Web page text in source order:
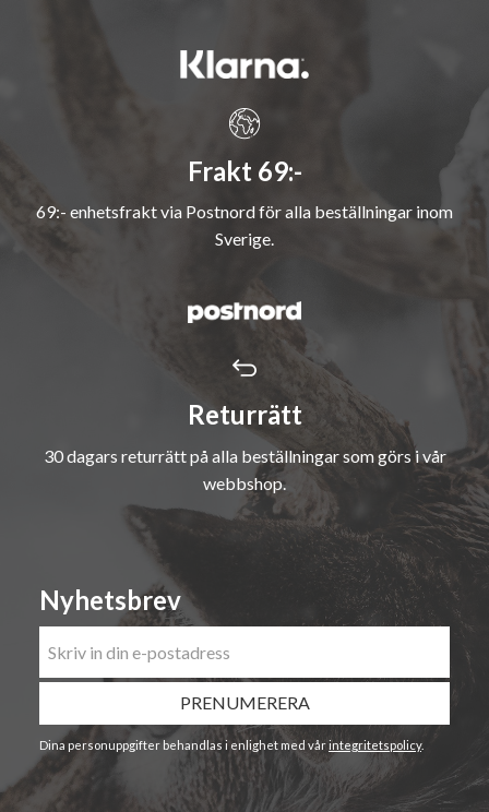
Frakt 69:-
69:- enhetsfrakt via Postnord för alla beställningar inom
Sverige.
Returrätt
30 dagars returrätt på alla beställningar som görs i vår
webbshop.
Nyhetsbrev
PRENUMERERA
Dina personuppgifter behandlas i enlighet med vårintegritetspolicy.